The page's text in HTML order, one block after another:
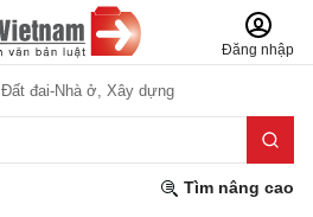
Đăng nhập
Đất đai-Nhà ở, Xây dựng
Tìm nâng cao